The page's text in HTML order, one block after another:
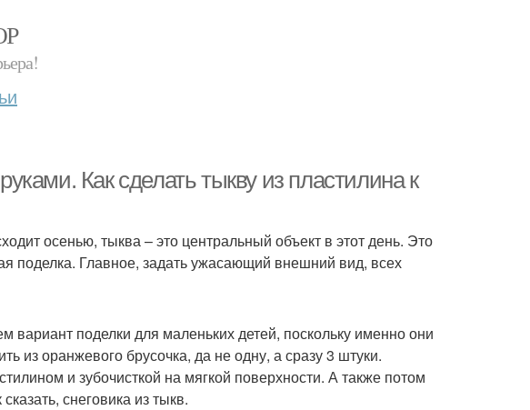
Как сделать тыкву из пластилина к
осенью, тыква – это центральный объект в этот день. Это
поделка. Главное, задать ужасающий внешний вид, всех
поделки для маленьких детей, поскольку именно они
из оранжевого брусочка, да не одну, а сразу 3 штуки.
и зубочисткой на мягкой поверхности. А также потом
снеговика из тыкв.